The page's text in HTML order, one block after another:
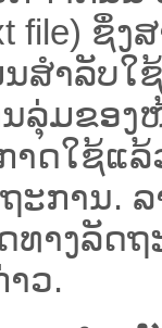
file) ຊຶ່
ສຳລັບໃ
ລຸ່ມຂອງ
າດໃຊ້ແ
ະການ.
າງລັດ
ວ.